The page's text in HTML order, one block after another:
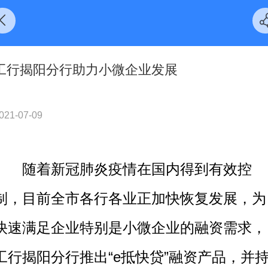
行揭阳分行助力小微企业发展
07-09
着新冠肺炎疫情在国内得到有效控
，目前全市各行各业正加快恢复发展，为
速满足企业特别是小微企业的融资需求，
行揭阳分行推出“e抵快贷”融资产品，并